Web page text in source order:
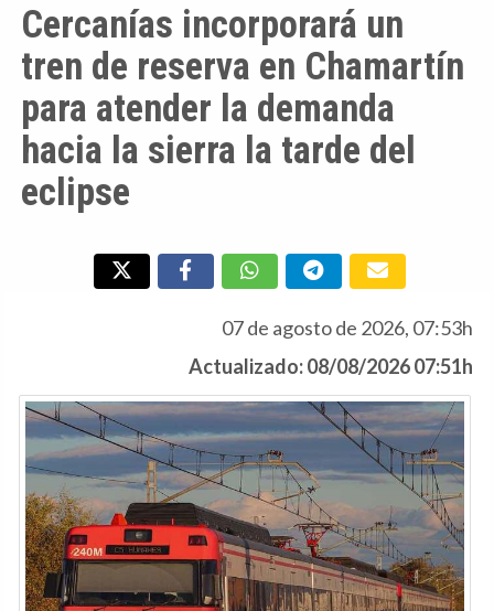
Cercanías incorporará un
tren de reserva en Chamartín
para atender la demanda
hacia la sierra la tarde del
eclipse
07 de agosto de 2026, 07:53h
Actualizado: 08/08/2026 07:51h